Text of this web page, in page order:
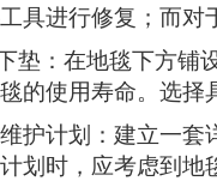
具进行修复；而对
垫：在地毯下方铺
的使用寿命。选择
护计划：建立一套
划时，应考虑到地